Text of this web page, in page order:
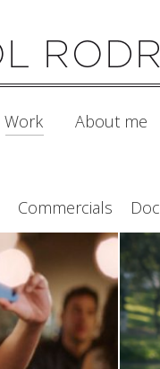
Work About me
Commercials